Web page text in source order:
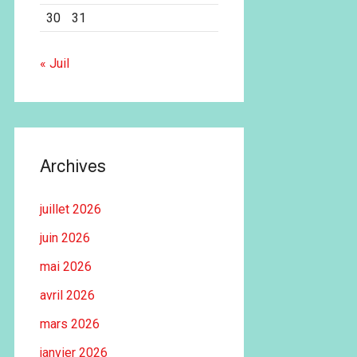
30
31
« Juil
Archives
juillet 2026
juin 2026
mai 2026
avril 2026
mars 2026
janvier 2026